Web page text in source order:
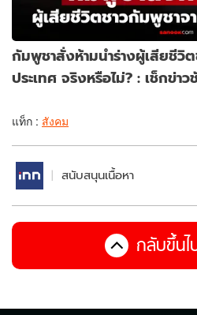
กัมพูชาสั่งห้ามนำร่างผู้เสียชีวิ
ประเทศ จริงหรือไม่? : เช็กข่าว
แท็ก : สังคม
สนับสนุนเนื้อหา
กลับขึ้น